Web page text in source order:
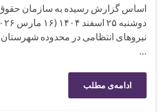
اساس گزارش رسیده به سازمان حقوق
نیروهای انتظامی در محدوده شهرستان
ادامه‌ی مطلب